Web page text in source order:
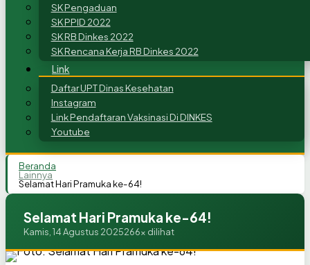
SK Pengaduan
SK PPID 2022
SK RB Dinkes 2022
SK Rencana Kerja RB Dinkes 2022
Link
Daftar UPT Dinas Kesehatan
Instagram
Link Pendaftaran Vaksinasi Di DINKES
Youtube
Beranda
Lainnya
Selamat Hari Pramuka ke-64!
Selamat Hari Pramuka ke-64!
Kamis, 14 Agustus 2025266x dilihat